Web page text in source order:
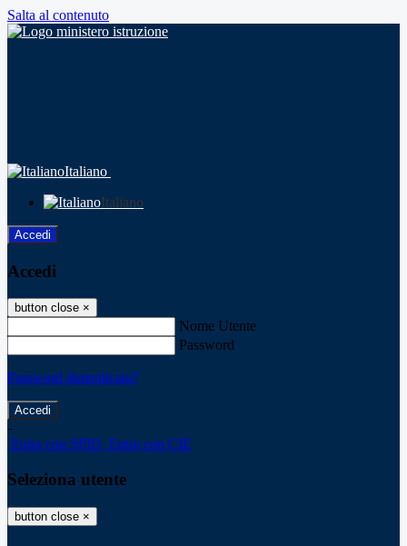
Salta al contenuto
Italiano
Italiano
Accedi
Accedi
button close ×
Nome Utente
Password
Password dimenticata?
-
Entra con SPID Entra con CIE
Seleziona utente
button close ×